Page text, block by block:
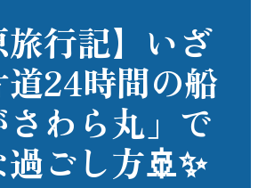
旅行記】いざ
24時間の船
わら丸」で
ごし方🚢✨